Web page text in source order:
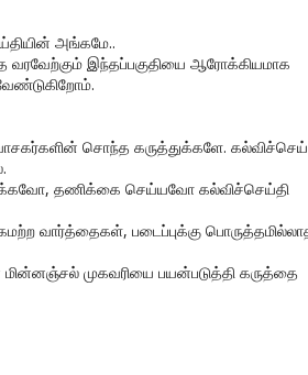
அங்கமே..
வரவேற்கும் இந்தப்பகுதியை ஆரோக்கியமாக
சொந்த கருத்துக்களே.
தணிக்கை செய்யவோ கல்விச்செய்தி
வார்த்தைகள், படைப்புக்கு
மின்னஞ்சல் முகவரியை பயன்படுத்தி கருத்தை